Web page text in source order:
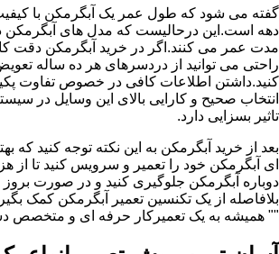
گفته می شود که طول عمر یک آبگرمکن با
دهه است.این درحالیست که مدل های آبگرمکن
مدت عمر می کنند.اگر در خرید آبگرمکن دقت
راحتی می توانید از دردسرهای هر ده ساله
کنید.داشتن اطلاعات کافی در خصوص تفاوت
انتخاب صحیح و کارایی بالای این وسایل در
تاثیر بسزایی دارد.
بعد از خرید آبگرمکن به این نکته توجه کنید
ای آبگرمکن خود را تعمیر و سرویس کنید تا از
دوباره آبگرمکن جلوگیری کنید و در صورت
بلافاصله از یک تکنسین تعمیر آبگرمکن کمک
"" همیشه به یک تعمیرکار حرفه ای و متخصص